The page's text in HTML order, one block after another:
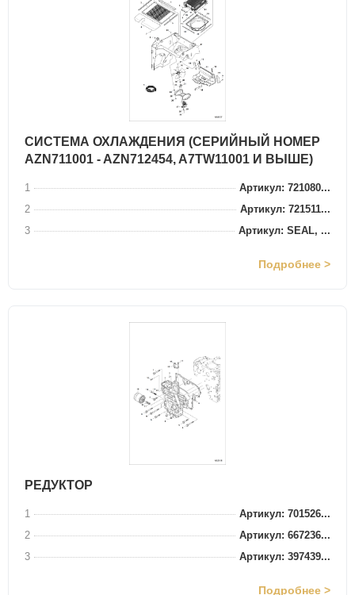
СИСТЕМА ОХЛАЖДЕНИЯ (СЕРИЙНЫЙ НОМЕР
AZN711001 - AZN712454, A7TW11001 И ВЫШЕ)
1
Артикул: 721080...
2
Артикул: 721511...
3
Артикул: SEAL, ...
Подробнее >
РЕДУКТОР
1
Артикул: 701526...
2
Артикул: 667236...
3
Артикул: 397439...
Подробнее >